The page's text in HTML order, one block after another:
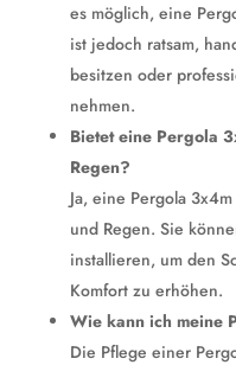
es möglich, eine
ist jedoch ratsam,
besitzen oder
nehmen.
Bietet eine Pergola
Regen?
Ja, eine Pergola
und Regen. Sie
installieren, um den
Komfort zu erhöhen.
Wie kann ich meine
Die Pflege einer